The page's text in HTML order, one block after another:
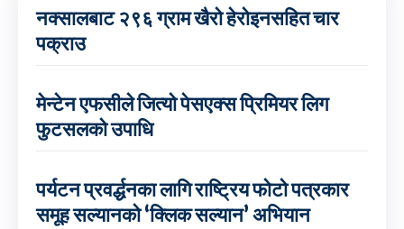
नक्सालबाट २९६ ग्राम खैरो हेरोइनसहित चार
पक्राउ
मेन्टेन एफसीले जित्यो पेसएक्स प्रिमियर लिग
फुटसलको उपाधि
पर्यटन प्रवर्द्धनका लागि राष्ट्रिय फोटो पत्रकार
समूह सल्यानको ‘क्लिक सल्यान’ अभियान